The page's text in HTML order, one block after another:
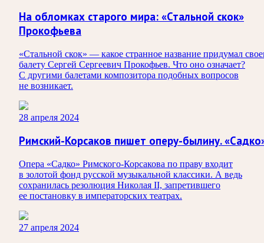
На обломках старого мира: «Стальной скок»
Прокофьева
«Стальной скок» — какое странное название придумал
балету Сергей Сергеевич Прокофьев. Что оно означает?
С другими балетами композитора подобных вопросов
не возникает.
28 апреля 2024
Римский-Корсаков пишет оперу-былину.
Опера «Садко» Римского-Корсакова по праву входит
в золотой фонд русской музыкальной классики. А ведь
сохранилась резолюция Николая II, запретившего
ее постановку в императорских театрах.
27 апреля 2024